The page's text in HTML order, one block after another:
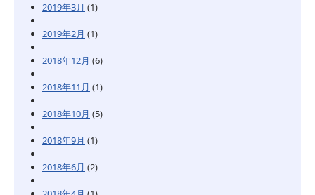
2019年3月 (1)
2019年2月 (1)
2018年12月 (6)
2018年11月 (1)
2018年10月 (5)
2018年9月 (1)
2018年6月 (2)